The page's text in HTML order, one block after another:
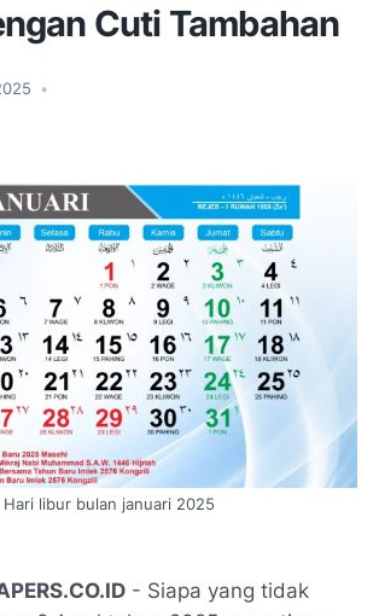
Cuti Tambahan
•
Hari libur bulan januari 2025
- Siapa yang tidak